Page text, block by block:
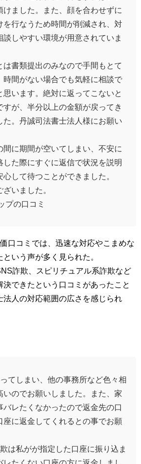
けました。また、顔を合わせずに
を行なうため時間が削減され、対
しやすい環境が用意されていま
は書類提出のみなので手間もとて
時間がない場合でも気軽に相談で
思います。絶対に返ってこないと
すが、半分以上の金額が戻ってき
た。丹誠司法書士法人様にお願い
間に期間が空いてしまい、不安に
した際にすぐに返信で状況を説明
心して待つことができました。
いました。
プの口コミ
口コミでは、迅速な対応やこまめな
いう声が多く見られた。
詐欺、スピリチュアル系詐欺など
できたという口コミがあったこと
人の対応範囲の広さを感じられ
てしまい、他の事務所など色々相
いのでお願いしました。また、家
バレたくなかったので返金先の口
座に返金してくれるとの事でお願
は私がが指定した口座に振り込ま
たくない口座の方に返金しまし